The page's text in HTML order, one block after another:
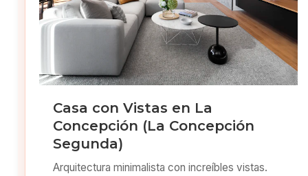
Casa con Vistas en La
Concepción (La Concepción
Segunda)
Arquitectura minimalista con increíbles vistas.